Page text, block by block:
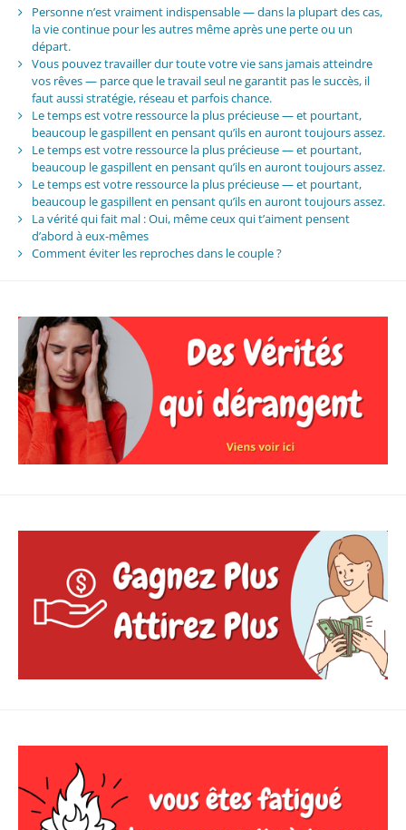
Personne n’est vraiment indispensable — dans la plupart des cas,
la vie continue pour les autres même après une perte ou un
départ.
Vous pouvez travailler dur toute votre vie sans jamais atteindre
vos rêves — parce que le travail seul ne garantit pas le succès, il
faut aussi stratégie, réseau et parfois chance.
Le temps est votre ressource la plus précieuse — et pourtant,
beaucoup le gaspillent en pensant qu’ils en auront toujours assez.
Le temps est votre ressource la plus précieuse — et pourtant,
beaucoup le gaspillent en pensant qu’ils en auront toujours assez.
Le temps est votre ressource la plus précieuse — et pourtant,
beaucoup le gaspillent en pensant qu’ils en auront toujours assez.
La vérité qui fait mal : Oui, même ceux qui t’aiment pensent
d’abord à eux-mêmes
Comment éviter les reproches dans le couple ?